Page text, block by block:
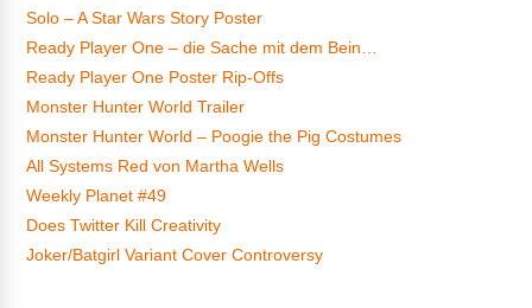
Solo – A Star Wars Story Poster
Ready Player One – die Sache mit dem Bein…
Ready Player One Poster Rip-Offs
Monster Hunter World Trailer
Monster Hunter World – Poogie the Pig Costumes
All Systems Red von Martha Wells
Weekly Planet #49
Does Twitter Kill Creativity
Joker/Batgirl Variant Cover Controversy